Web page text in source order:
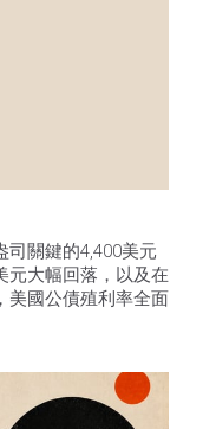
司關鍵的4,400美元
元大幅回落，以及在
美國公債殖利率全面